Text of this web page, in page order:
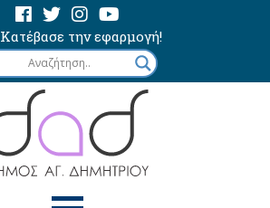
Κατέβασε την εφαρμογή!